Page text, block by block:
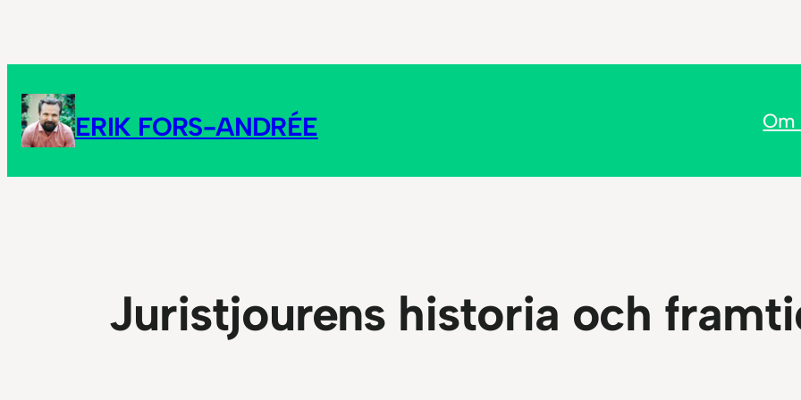
ERIK FORS-ANDRÉE Om
Juristjourens historia och